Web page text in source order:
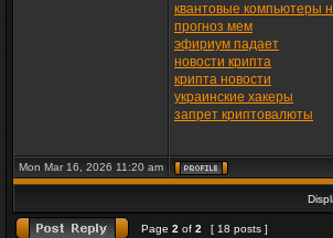
квантовые компьютеры
прогноз мем
эфириум падает
новости крипта
крипта новости
украинские хакеры
запрет криптовалюты
Mon Mar 16, 2026 11:20 am
Page 2 of 2 [ 18 posts ]